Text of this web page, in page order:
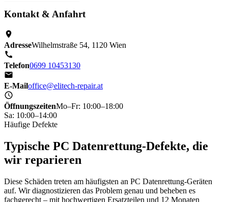
Kontakt & Anfahrt
AdresseWilhelmstraße 54, 1120 Wien
Telefon0699 10453130
E-Mailoffice@elitech-repair.at
ÖffnungszeitenMo–Fr: 10:00–18:00
Sa: 10:00–14:00
Häufige Defekte
Typische PC Datenrettung-Defekte, die
wir reparieren
Diese Schäden treten am häufigsten an PC Datenrettung-Geräten
auf. Wir diagnostizieren das Problem genau und beheben es
fachgerecht – mit hochwertigen Ersatzteilen und 12 Monaten